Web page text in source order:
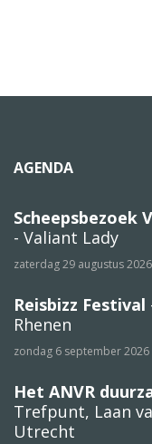
AGENDA
Scheepsbezoek
- Valiant Lady
zaterdag 29 augustus 2026
Reisbizz Festival
Rhenen
zondag 6 september 2026
Het ANVR
Trefpunt, Laan
Utrecht